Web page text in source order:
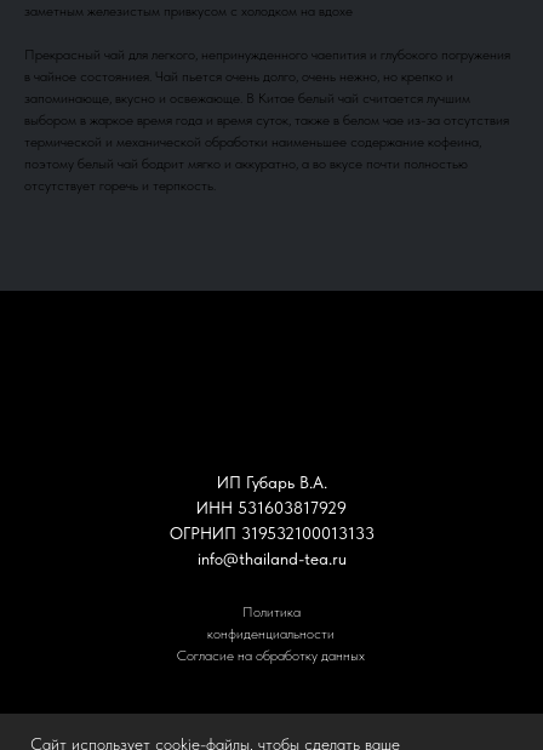
заметным железистым привкусом с холодком на вдохе
Прекрасный чай для легкого, непринужденного чаепития и глубокого погружения
в чайное состояниея. Чай пьется очень долго, очень нежно, но крепко и
запоминающе, вкусно и освежающе. В Китае белый чай считается лучшим
выбором в жаркое время года и время суток, также в белом чае из-за отсутствия
термической и механической обработки наименьшее содержание кофеина,
поэтому белый чай бодрит мягко и аккуратно, а во вкусе почти полностью
отсутствует горечь и терпкость.
ИП Губарь В.А.
ИНН 531603817929
ОГРНИП 319532100013133
info@thailand-tea.ru
Политика
конфиденциальности
Согласие на обработку данных
Сайт использует cookie-файлы, чтобы сделать ваше